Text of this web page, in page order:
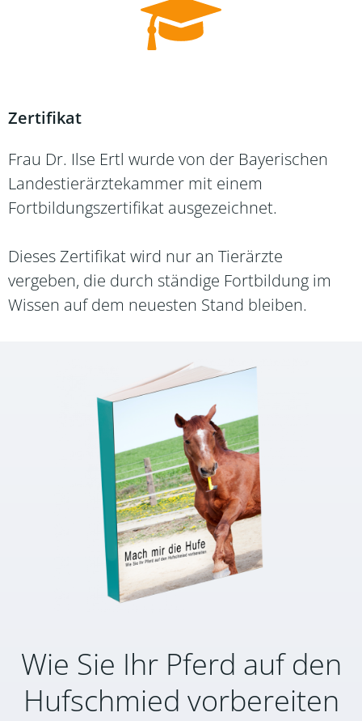
Zertifikat
Frau Dr. Ilse Ertl wurde von der Bayerischen
Landestierärztekammer mit einem
Fortbildungszertifikat ausgezeichnet.
Dieses Zertifikat wird nur an Tierärzte
vergeben, die durch ständige Fortbildung im
Wissen auf dem neuesten Stand bleiben.
Wie Sie Ihr Pferd auf den
Hufschmied vorbereiten